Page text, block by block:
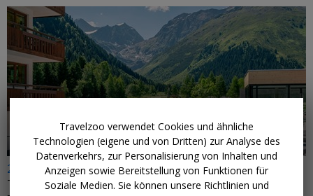
←
239 € p.P.
Tirol: Hotel mit 3/4-Pension & Infinitypool
Travelzoo verwendet Cookies und ähnliche
Technologien (eigene und von Dritten) zur Analyse des
Datenverkehrs, zur Personalisierung von Inhalten und
Anzeigen sowie Bereitstellung von Funktionen für
Soziale Medien. Sie können unsere Richtlinien und